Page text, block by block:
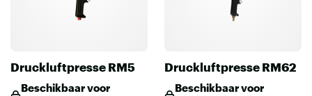
Druckluftpresse RM5
Beschikbaar voor
Druckluftpresse RM62
Beschikbaar voor